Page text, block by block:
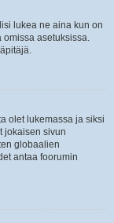
lukea ne aina kun on
asetuksissa.
olet lukemassa ja siksi
jokaisen sivun
globaalien
antaa foorumin